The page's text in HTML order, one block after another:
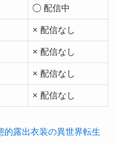
◯ 配信中
× 配信なし
× 配信なし
× 配信なし
× 配信なし
的露出衣装の異世界転生